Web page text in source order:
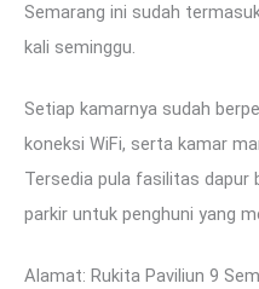
Semarang ini sudah
kali seminggu.
Setiap kamarnya sudah
koneksi WiFi, serta kamar
Tersedia pula fasilitas dapur
parkir untuk penghuni yang
Alamat: Rukita Paviliun 9